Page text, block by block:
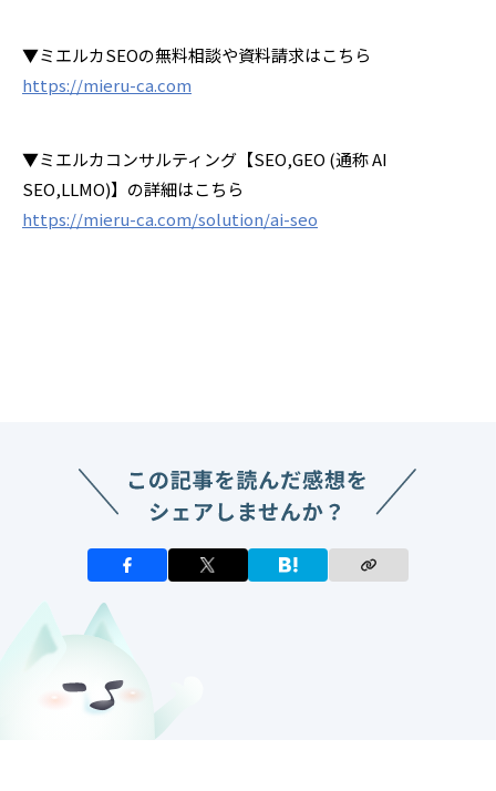
▼ミエルカSEOの無料相談や資料請求はこちら
https://mieru-ca.com
▼ミエルカコンサルティング【SEO,GEO (通称 AI
SEO,LLMO)】の詳細はこちら
https://mieru-ca.com/solution/ai-seo